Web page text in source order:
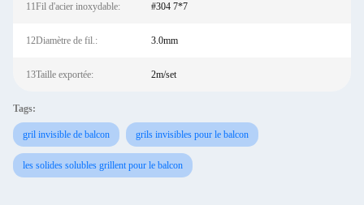
11Fil d'acier inoxydable: #304 7*7
12Diamètre de fil.: 3.0mm
13Taille exportée: 2m/set
Tags:
gril invisible de balcon grils invisibles pour le balcon
les solides solubles grillent pour le balcon